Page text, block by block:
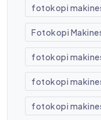
fotokopi
Fotokopi
fotokopi
fotokopi
fotokopi